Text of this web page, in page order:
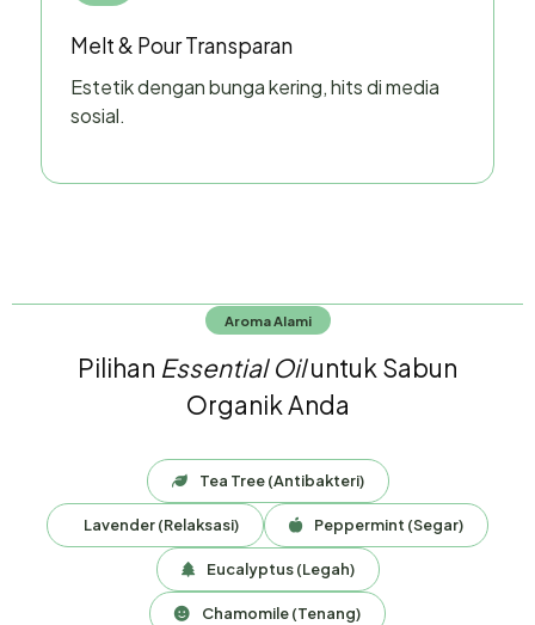
Melt & Pour Transparan
Estetik dengan bunga kering, hits di media
sosial.
Aroma Alami
Pilihan Essential Oiluntuk Sabun
Organik Anda
Tea Tree (Antibakteri)
Lavender (Relaksasi) Peppermint (Segar)
Eucalyptus (Legah)
Chamomile (Tenang)